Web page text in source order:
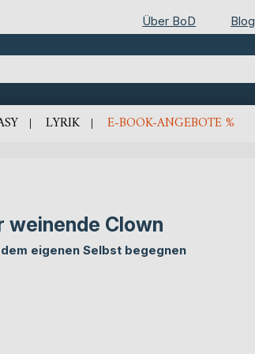
Über BoD Blog
LYRIK E-BOOK-ANGEBOTE %
weinende Clown
eigenen Selbst begegnen